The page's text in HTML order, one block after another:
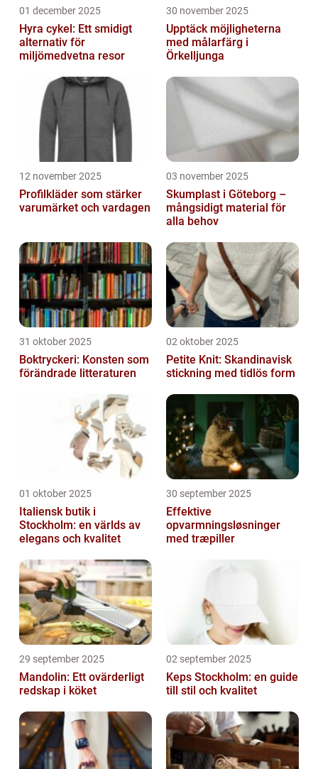
01 december 2025
Hyra cykel: Ett smidigt
alternativ för
miljömedvetna resor
30 november 2025
Upptäck möjligheterna
med målarfärg i
Örkelljunga
12 november 2025
Profilkläder som stärker
varumärket och vardagen
03 november 2025
Skumplast i Göteborg –
mångsidigt material för
alla behov
31 oktober 2025
Boktryckeri: Konsten som
förändrade litteraturen
02 oktober 2025
Petite Knit: Skandinavisk
stickning med tidlös form
01 oktober 2025
Italiensk butik i
Stockholm: en världs av
elegans och kvalitet
30 september 2025
Effektive
opvarmningsløsninger
med træpiller
29 september 2025
Mandolin: Ett ovärderligt
redskap i köket
02 september 2025
Keps Stockholm: en guide
till stil och kvalitet